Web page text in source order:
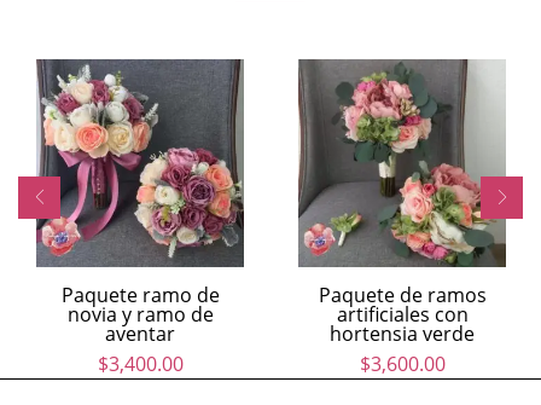
Paquete ramo de
novia y ramo de
aventar
$3,400.00
Paquete de ramos
artificiales con
hortensia verde
$3,600.00